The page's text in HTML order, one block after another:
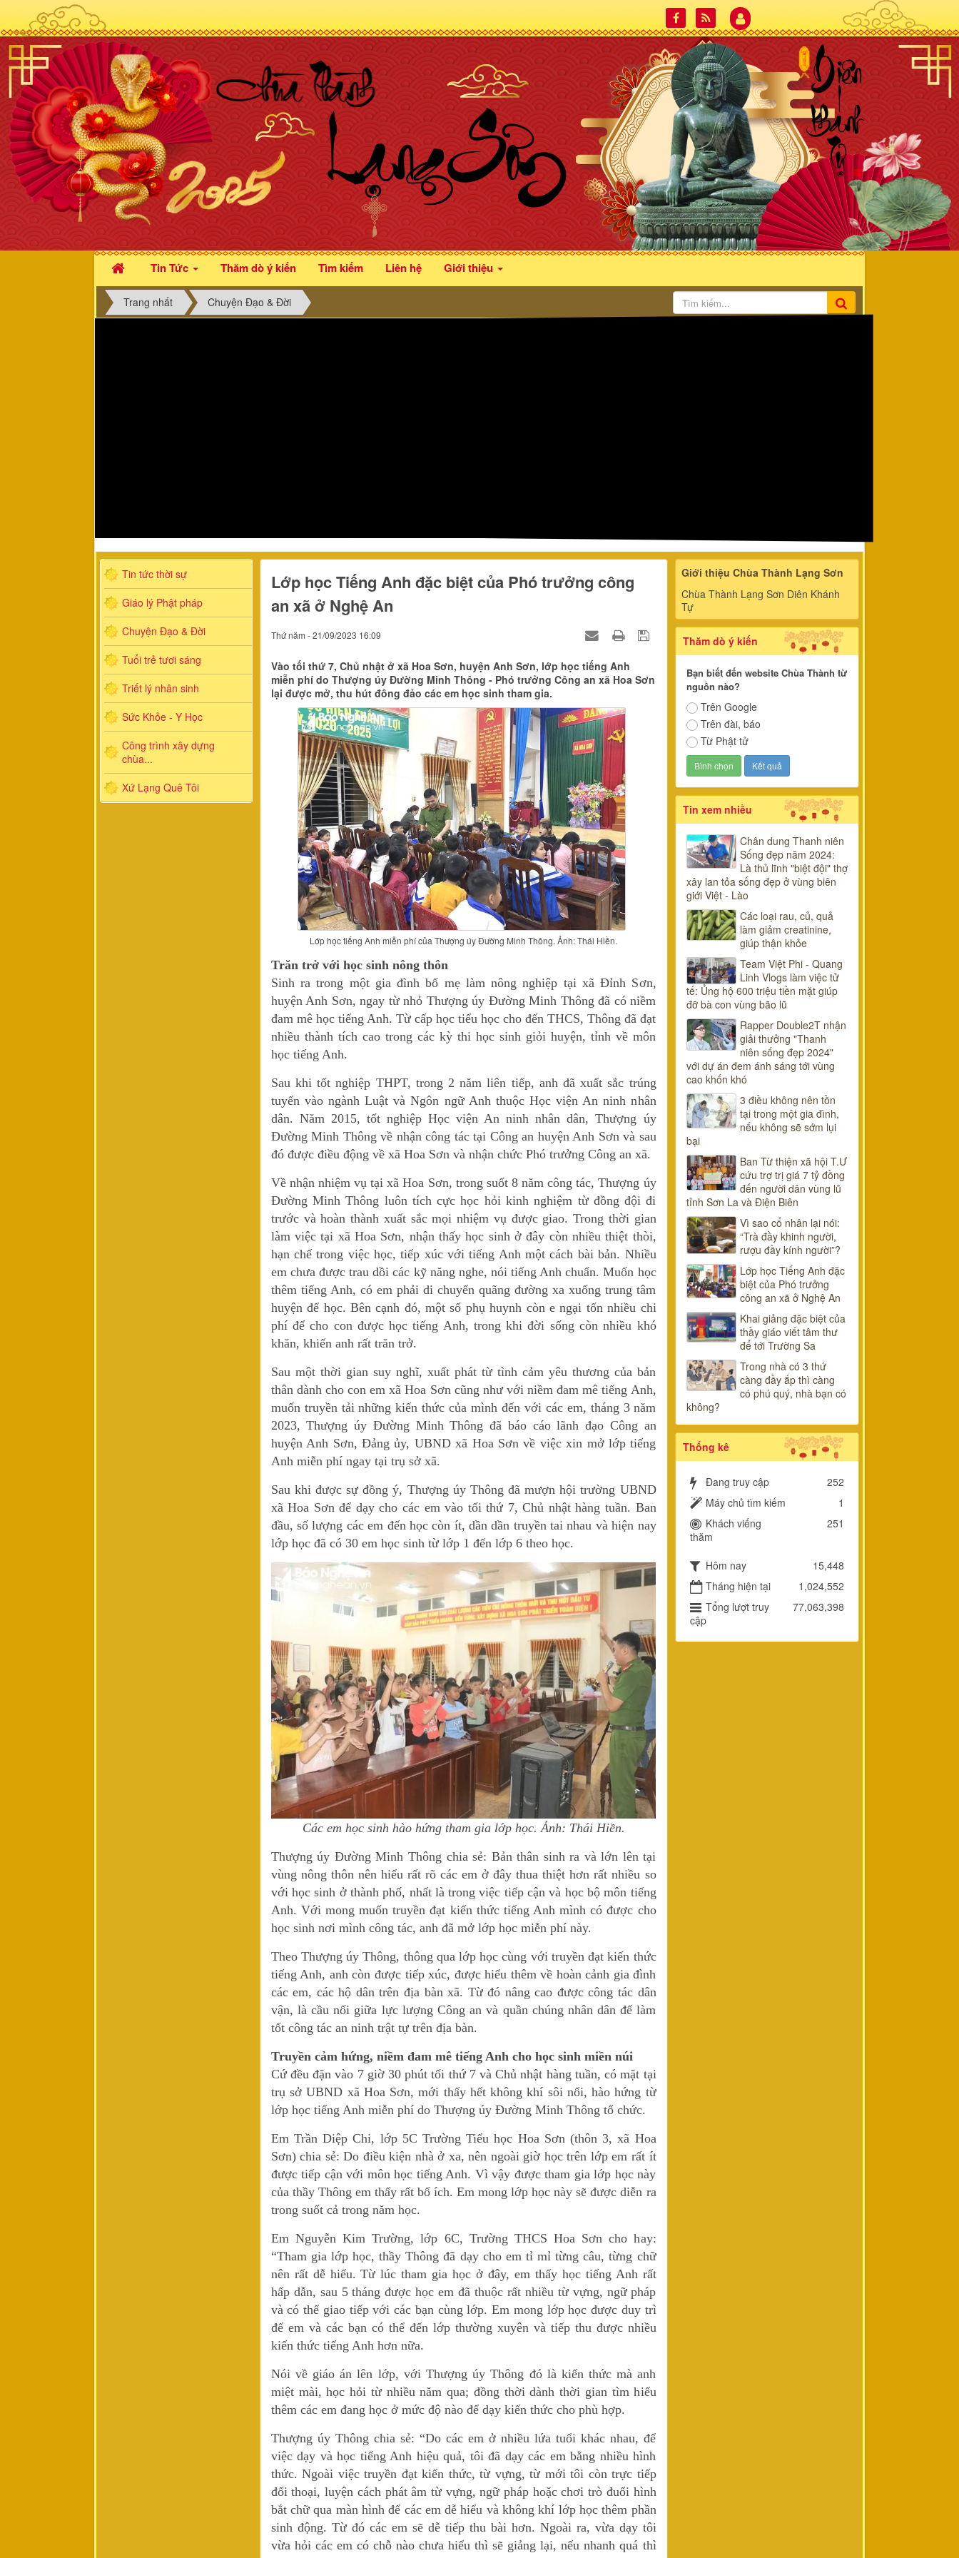
Tin Tức Thăm dò ý kiến Tìm kiếm Liên hệ Giới thiệu
Trang nhất Chuyện Đạo & Đời
Lớp học Tiếng Anh đặc biệt của Phó trưởng công
an xã ở Nghệ An
Thứ năm - 21/09/2023 16:09
Vào tối thứ 7, Chủ nhật ở xã Hoa Sơn, huyện Anh Sơn, lớp học tiếng Anh
miễn phí do Thượng úy Đường Minh Thông - Phó trưởng Công an xã Hoa Sơn
lại được mở, thu hút đông đảo các em học sinh tham gia.
Lớp học tiếng Anh miễn phí của Thượng úy Đường Minh Thông. Ảnh: Thái Hiền.
Trăn trở với học sinh nông thôn
Sinh ra trong một gia đình bố mẹ làm nông nghiệp tại xã Đỉnh Sơn,
huyện Anh Sơn, ngay từ nhỏ Thượng úy Đường Minh Thông đã có niềm
đam mê học tiếng Anh. Từ cấp học tiểu học cho đến THCS, Thông đã đạt
nhiều thành tích cao trong các kỳ thi học sinh giỏi huyện, tỉnh về môn
học tiếng Anh.
Sau khi tốt nghiệp THPT, trong 2 năm liên tiếp, anh đã xuất sắc trúng
tuyển vào ngành Luật và Ngôn ngữ Anh thuộc Học viện An ninh nhân
dân. Năm 2015, tốt nghiệp Học viện An ninh nhân dân, Thượng úy
Đường Minh Thông về nhận công tác tại Công an huyện Anh Sơn và sau
đó được điều động về xã Hoa Sơn và nhận chức Phó trưởng Công an xã.
Về nhận nhiệm vụ tại xã Hoa Sơn, trong suốt 8 năm công tác, Thượng úy
Đường Minh Thông luôn tích cực học hỏi kinh nghiệm từ đồng đội đi
trước và hoàn thành xuất sắc mọi nhiệm vụ được giao. Trong thời gian
làm việc tại xã Hoa Sơn, nhận thấy học sinh ở đây còn nhiều thiệt thòi,
hạn chế trong việc học, tiếp xúc với tiếng Anh một cách bài bản. Nhiều
em chưa được trau dồi các kỹ năng nghe, nói tiếng Anh chuẩn. Muốn học
thêm tiếng Anh, có em phải di chuyển quãng đường xa xuống trung tâm
huyện để học. Bên cạnh đó, một số phụ huynh còn e ngại tốn nhiều chi
phí để cho con được học tiếng Anh, trong khi đời sống còn nhiều khó
khăn, khiến anh rất trăn trở.
Sau một thời gian suy nghĩ, xuất phát từ tình cảm yêu thương của bản
thân dành cho con em xã Hoa Sơn cũng như với niềm đam mê tiếng Anh,
muốn truyền tải những kiến thức của mình đến với các em, tháng 3 năm
2023, Thượng úy Đường Minh Thông đã báo cáo lãnh đạo Công an
huyện Anh Sơn, Đảng ủy, UBND xã Hoa Sơn về việc xin mở lớp tiếng
Anh miễn phí ngay tại trụ sở xã.
Sau khi được sự đồng ý, Thượng úy Thông đã mượn hội trường UBND
xã Hoa Sơn để dạy cho các em vào tối thứ 7, Chủ nhật hàng tuần. Ban
đầu, số lượng các em đến học còn ít, dần dần truyền tai nhau và hiện nay
lớp học đã có 30 em học sinh từ lớp 1 đến lớp 6 theo học.
Các em học sinh hào hứng tham gia lớp học. Ảnh: Thái Hiền.
Thượng úy Đường Minh Thông chia sẻ: Bản thân sinh ra và lớn lên tại
vùng nông thôn nên hiểu rất rõ các em ở đây thua thiệt hơn rất nhiều so
với học sinh ở thành phố, nhất là trong việc tiếp cận và học bộ môn tiếng
Anh. Với mong muốn truyền đạt kiến thức tiếng Anh mình có được cho
học sinh nơi mình công tác, anh đã mở lớp học miễn phí này.
Theo Thượng úy Thông, thông qua lớp học cùng với truyền đạt kiến thức
tiếng Anh, anh còn được tiếp xúc, được hiểu thêm về hoàn cảnh gia đình
các em, các hộ dân trên địa bàn xã. Từ đó nâng cao được công tác dân
vận, là cầu nối giữa lực lượng Công an và quần chúng nhân dân để làm
tốt công tác an ninh trật tự trên địa bàn.
Truyền cảm hứng, niềm đam mê tiếng Anh cho học sinh miền núi
Cứ đều đặn vào 7 giờ 30 phút tối thứ 7 và Chủ nhật hàng tuần, có mặt tại
trụ sở UBND xã Hoa Sơn, mới thấy hết không khí sôi nổi, hào hứng từ
lớp học tiếng Anh miễn phí do Thượng úy Đường Minh Thông tổ chức.
Em Trần Diệp Chi, lớp 5C Trường Tiểu học Hoa Sơn (thôn 3, xã Hoa
Sơn) chia sẻ: Do điều kiện nhà ở xa, nên ngoài giờ học trên lớp em rất ít
được tiếp cận với môn học tiếng Anh. Vì vậy được tham gia lớp học này
của thầy Thông em thấy rất bổ ích. Em mong lớp học này sẽ được diễn ra
trong suốt cả trong năm học.
Em Nguyễn Kim Trường, lớp 6C, Trường THCS Hoa Sơn cho hay:
“Tham gia lớp học, thầy Thông đã dạy cho em tỉ mỉ từng câu, từng chữ
nên rất dễ hiểu. Từ lúc tham gia học ở đây, em thấy học tiếng Anh rất
hấp dẫn, sau 5 tháng được học em đã thuộc rất nhiều từ vựng, ngữ pháp
và có thể giao tiếp với các bạn cùng lớp. Em mong lớp học được duy trì
để em và các bạn có thể đến lớp thường xuyên và tiếp thu được nhiều
kiến thức tiếng Anh hơn nữa.
Nói về giáo án lên lớp, với Thượng úy Thông đó là kiến thức mà anh
miệt mài, học hỏi từ nhiều năm qua; đồng thời dành thời gian tìm hiểu
thêm các em đang học ở mức độ nào để dạy kiến thức cho phù hợp.
Thượng úy Thông chia sẻ: “Do các em ở nhiều lứa tuổi khác nhau, để
việc dạy và học tiếng Anh hiệu quả, tôi đã dạy các em bằng nhiều hình
thức. Ngoài việc truyền đạt kiến thức, từ vựng, từ mới tôi còn trực tiếp
đối thoại, luyện cách phát âm từ vựng, ngữ pháp hoặc chơi trò đuổi hình
bắt chữ qua màn hình để các em dễ hiểu và không khí lớp học thêm phần
sinh động. Từ đó các em sẽ dễ tiếp thu bài hơn. Ngoài ra, vừa dạy tôi
vừa hỏi các em có chỗ nào chưa hiểu thì sẽ giảng lại, nếu nhanh quá thì
Giới thiệu Chùa Thành Lạng Sơn
Chùa Thành Lạng Sơn Diên Khánh
Tự
Thăm dò ý kiến
Bạn biết đến website Chùa Thành từ
nguồn nào?
Trên Google
Trên đài, báo
Từ Phật tử
Tin xem nhiều
Chân dung Thanh niên
Sống đẹp năm 2024:
Là thủ lĩnh "biệt đội" thợ
xây lan tỏa sống đẹp ở vùng biên
giới Việt - Lào
Các loại rau, củ, quả
làm giảm creatinine,
giúp thận khỏe
Team Việt Phi - Quang
Linh Vlogs làm việc tử
tế: Ủng hộ 600 triệu tiền mặt giúp
đỡ bà con vùng bão lũ
Rapper Double2T nhận
giải thưởng "Thanh
niên sống đẹp 2024"
với dự án đem ánh sáng tới vùng
cao khốn khó
3 điều không nên tồn
tại trong một gia đình,
nếu không sẽ sớm lụi
bại
Ban Từ thiện xã hội T.Ư
cứu trợ trị giá 7 tỷ đồng
đến người dân vùng lũ
tỉnh Sơn La và Điện Biên
Vì sao cổ nhân lại nói:
“Trà đầy khinh người,
rượu đầy kính người”?
Lớp học Tiếng Anh đặc
biệt của Phó trưởng
công an xã ở Nghệ An
Khai giảng đặc biệt của
thầy giáo viết tâm thư
để tới Trường Sa
Trong nhà có 3 thứ
càng đầy ắp thì càng
có phú quý, nhà bạn có
không?
Thống kê
Đang truy cập
252
Máy chủ tìm kiếm
1
Khách viếng
thăm
251
Hôm nay
15,448
Tháng hiện tại
1,024,552
Tổng lượt truy
cập
77,063,398
Tin tức thời sự
Giáo lý Phật pháp
Chuyện Đạo & Đời
Tuổi trẻ tươi sáng
Triết lý nhân sinh
Sức Khỏe - Y Học
Công trình xây dựng
chùa...
Xứ Lạng Quê Tôi